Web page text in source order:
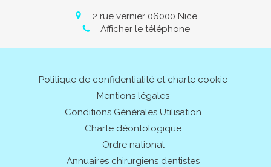
2 rue vernier 06000 Nice
Afficher le téléphone
Politique de confidentialité et charte cookie
Mentions légales
Conditions Générales Utilisation
Charte déontologique
Ordre national
Annuaires chirurgiens dentistes